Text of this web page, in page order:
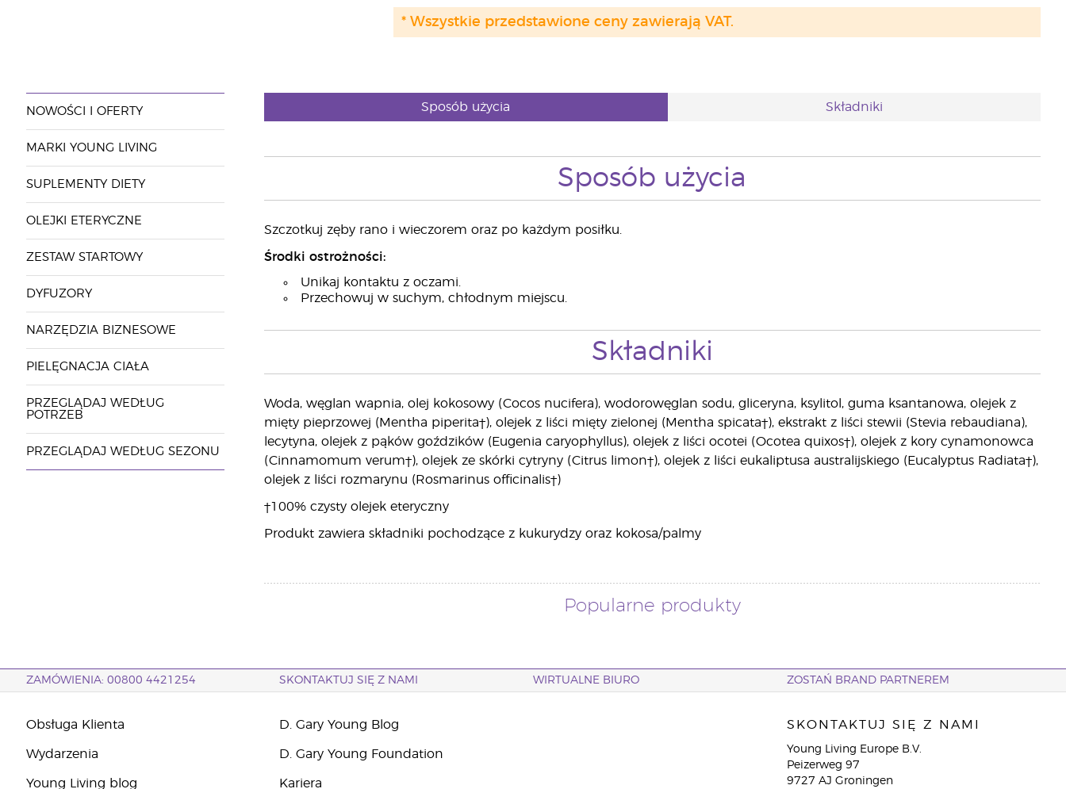
* Wszystkie przedstawione ceny zawierają VAT.
NOWOŚCI I OFERTY
MARKI YOUNG LIVING
SUPLEMENTY DIETY
OLEJKI ETERYCZNE
ZESTAW STARTOWY
DYFUZORY
NARZĘDZIA BIZNESOWE
PIELĘGNACJA CIAŁA
PRZEGLĄDAJ WEDŁUG
POTRZEB
PRZEGLĄDAJ WEDŁUG SEZONU
Sposób użycia Składniki
Sposób użycia
Szczotkuj zęby rano i wieczorem oraz po każdym posiłku.
Środki ostrożności:
Unikaj kontaktu z oczami.
Przechowuj w suchym, chłodnym miejscu.
Składniki
Woda, węglan wapnia, olej kokosowy (Cocos nucifera), wodorowęglan sodu, gliceryna, ksylitol, guma ksantanowa, olejek z
mięty pieprzowej (Mentha piperita†), olejek z liści mięty zielonej (Mentha spicata†), ekstrakt z liści stewii (Stevia rebaudiana),
lecytyna, olejek z pąków goździków (Eugenia caryophyllus), olejek z liści ocotei (Ocotea quixos†), olejek z kory cynamonowca
(Cinnamomum verum†), olejek ze skórki cytryny (Citrus limon†), olejek z liści eukaliptusa australijskiego (Eucalyptus Radiata†),
olejek z liści rozmarynu (Rosmarinus officinalis†)
†100% czysty olejek eteryczny
Produkt zawiera składniki pochodzące z kukurydzy oraz kokosa/palmy
Popularne produkty
ZAMÓWIENIA: 00800 4421254 SKONTAKTUJ SIĘ Z NAMI WIRTUALNE BIURO ZOSTAŃ BRAND PARTNEREM
Obsługa Klienta
Wydarzenia
Young Living blog
D. Gary Young Blog
D. Gary Young Foundation
Kariera
SKONTAKTUJ SIĘ Z NAMI
Young Living Europe B.V.
Peizerweg 97
9727 AJ Groningen